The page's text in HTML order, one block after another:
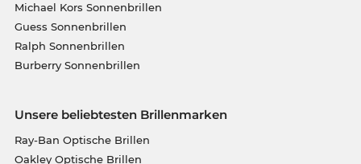
Michael Kors Sonnenbrillen
Guess Sonnenbrillen
Ralph Sonnenbrillen
Burberry Sonnenbrillen
Unsere beliebtesten Brillenmarken
Ray-Ban Optische Brillen
Oakley Optische Brillen